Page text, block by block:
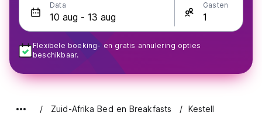
Data Gasten
Flexibele boeking- en gratis annulering opties
beschikbaar.
Zuid-Afrika Bed en Breakfasts Kestell